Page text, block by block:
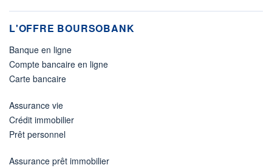
L'OFFRE BOURSOBANK
Banque en ligne
Compte bancaire en ligne
Carte bancaire
Assurance vie
Crédit immobilier
Prêt personnel
Assurance prêt immobilier